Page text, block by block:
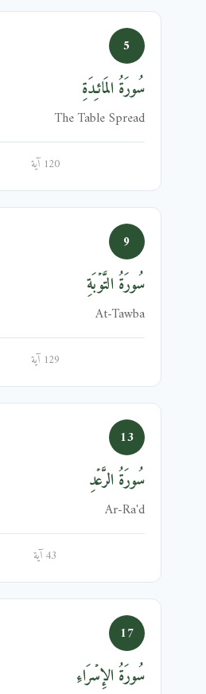
5
سُورَةُ المَائـِدَةِ
The Table Spread
120 آية
9
سُورَةُ التَّوۡبَةِ
At-Tawba
129 آية
13
سُورَةُ الرَّعۡدِ
Ar-Ra'd
43 آية
17
سُورَةُ الإِسۡرَاءِ